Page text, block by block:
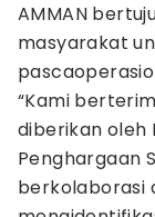
AMMAN
masyarakat
“Kami
diberikan oleh
Penghargaan
berkolaborasi